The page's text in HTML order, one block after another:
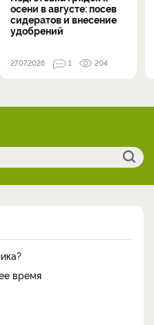
осени в августе: посев
сидератов и внесение
удобрений
27.07.2026 1 204
время